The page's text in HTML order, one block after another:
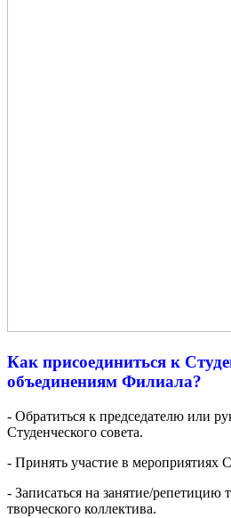
Как присоединиться к
объединениям Филиала?
- Обратиться к председателю или
Студенческого совета.
- Принять участие в мероприятиях
- Записаться на занятие/репетицию
творческого коллектива.